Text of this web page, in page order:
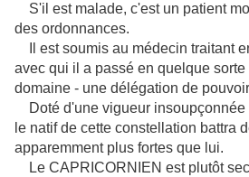
S'il est malade, c'est un patient
des ordonnances.
Il est soumis au médecin traitant
avec qui il a passé en quelque
domaine - une délégation de
Doté d'une vigueur insoupçonnée
le natif de cette constellation battra
apparemment plus fortes que lui.
Le CAPRICORNIEN est plutôt